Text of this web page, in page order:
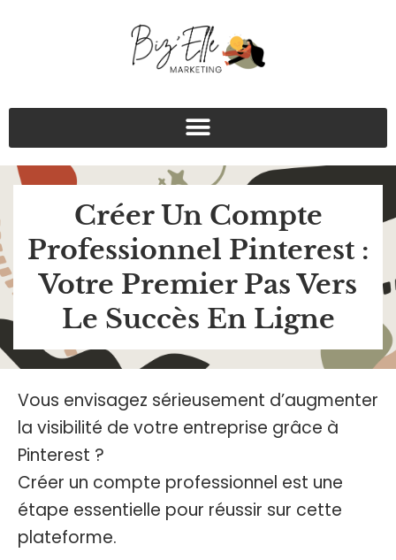
Créer Un Compte
Professionnel Pinterest :
Votre Premier Pas Vers
Le Succès En Ligne
Vous envisagez sérieusement d’augmenter
la visibilité de votre entreprise grâce à
Pinterest ?
Créer un compte professionnel est une
étape essentielle pour réussir sur cette
plateforme.